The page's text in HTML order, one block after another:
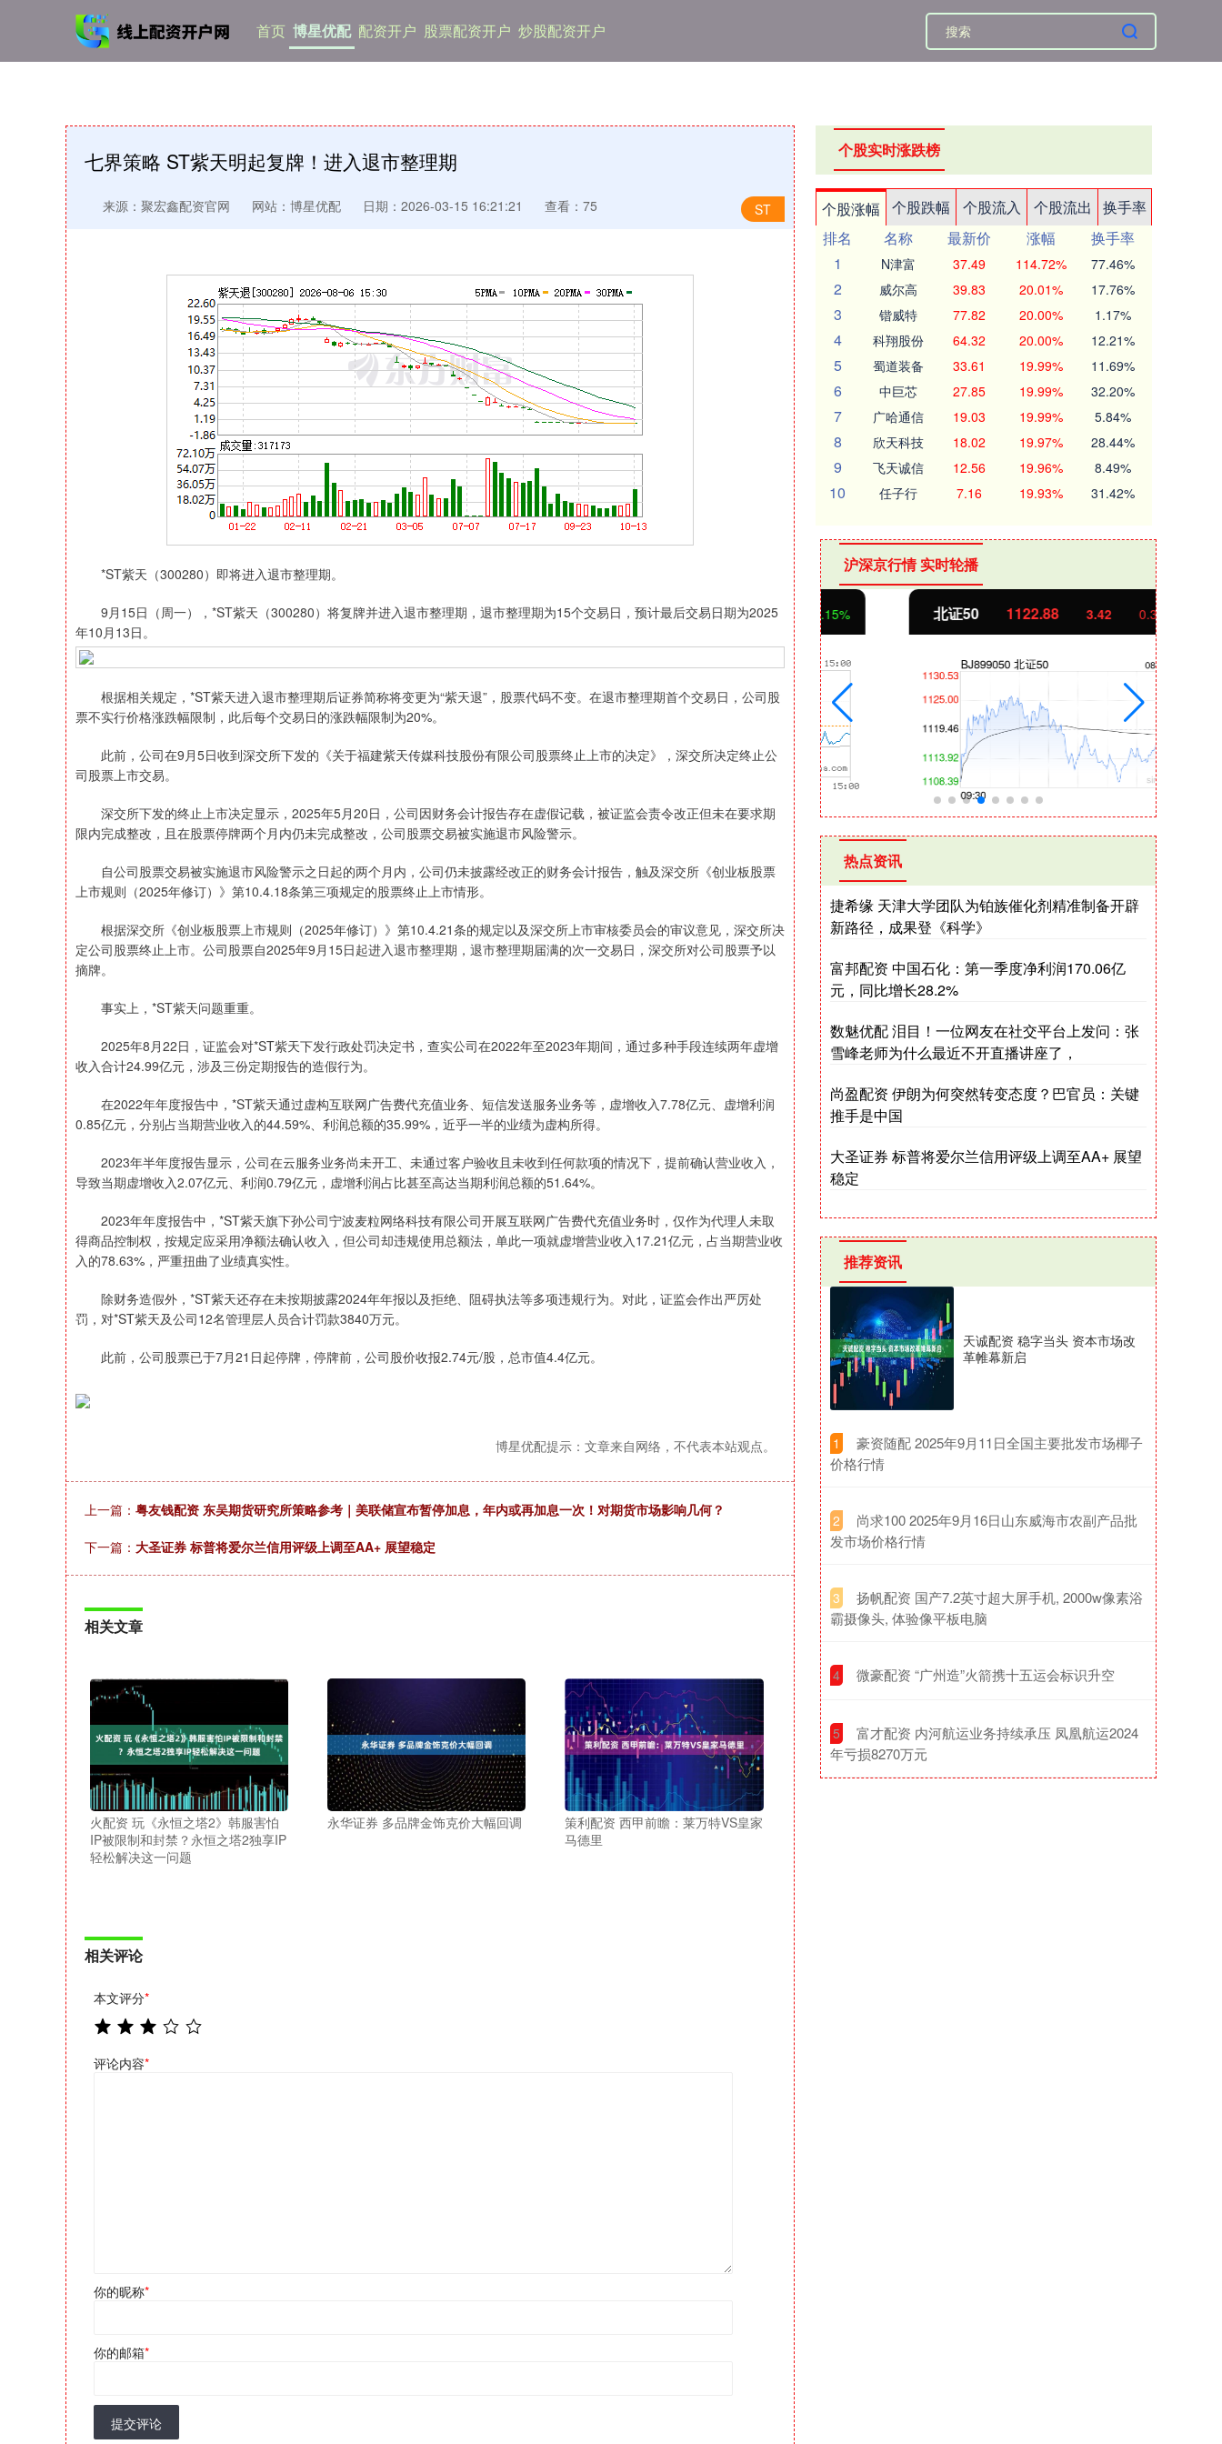
首页 博星优配 配资开户 股票配资开户 炒股配资开户
七界策略 ST紫天明起复牌！进入退市整理期
ST
来源：聚宏鑫配资官网 网站：博星优配 日期：2026-03-15 16:21:21 查看：75
*ST紫天（300280）即将进入退市整理期。
9月15日（周一），*ST紫天（300280）将复牌并进入退市整理期，退市整理期为15个交易日，预计最后交易日期为2025
年10月13日。
根据相关规定，*ST紫天进入退市整理期后证券简称将变更为“紫天退”，股票代码不变。在退市整理期首个交易日，公司股
票不实行价格涨跌幅限制，此后每个交易日的涨跌幅限制为20%。
此前，公司在9月5日收到深交所下发的《关于福建紫天传媒科技股份有限公司股票终止上市的决定》，深交所决定终止公
司股票上市交易。
深交所下发的终止上市决定显示，2025年5月20日，公司因财务会计报告存在虚假记载，被证监会责令改正但未在要求期
限内完成整改，且在股票停牌两个月内仍未完成整改，公司股票交易被实施退市风险警示。
自公司股票交易被实施退市风险警示之日起的两个月内，公司仍未披露经改正的财务会计报告，触及深交所《创业板股票
上市规则（2025年修订）》第10.4.18条第三项规定的股票终止上市情形。
根据深交所《创业板股票上市规则（2025年修订）》第10.4.21条的规定以及深交所上市审核委员会的审议意见，深交所决
定公司股票终止上市。公司股票自2025年9月15日起进入退市整理期，退市整理期届满的次一交易日，深交所对公司股票予以
摘牌。
事实上，*ST紫天问题重重。
2025年8月22日，证监会对*ST紫天下发行政处罚决定书，查实公司在2022年至2023年期间，通过多种手段连续两年虚增
收入合计24.99亿元，涉及三份定期报告的造假行为。
在2022年年度报告中，*ST紫天通过虚构互联网广告费代充值业务、短信发送服务业务等，虚增收入7.78亿元、虚增利润
0.85亿元，分别占当期营业收入的44.59%、利润总额的35.99%，近乎一半的业绩为虚构所得。
2023年半年度报告显示，公司在云服务业务尚未开工、未通过客户验收且未收到任何款项的情况下，提前确认营业收入，
导致当期虚增收入2.07亿元、利润0.79亿元，虚增利润占比甚至高达当期利润总额的51.64%。
2023年年度报告中，*ST紫天旗下孙公司宁波麦粒网络科技有限公司开展互联网广告费代充值业务时，仅作为代理人未取
得商品控制权，按规定应采用净额法确认收入，但公司却违规使用总额法，单此一项就虚增营业收入17.21亿元，占当期营业收
入的78.63%，严重扭曲了业绩真实性。
除财务造假外，*ST紫天还存在未按期披露2024年年报以及拒绝、阻碍执法等多项违规行为。对此，证监会作出严厉处
罚，对*ST紫天及公司12名管理层人员合计罚款3840万元。
此前，公司股票已于7月21日起停牌，停牌前，公司股价收报2.74元/股，总市值4.4亿元。
博星优配提示：文章来自网络，不代表本站观点。
上一篇： 粤友钱配资 东吴期货研究所策略参考｜美联储宣布暂停加息，年内或再加息一次！对期货市场影响几何？
下一篇： 大圣证券 标普将爱尔兰信用评级上调至AA+ 展望稳定
相关文章
火配资 玩《永恒之塔2》韩服害怕
IP被限制和封禁？永恒之塔2独享IP
轻松解决这一问题
永华证券 多品牌金饰克价大幅回调
策利配资 西甲前瞻：莱万特VS皇家
马德里
相关评论
本文评分*
评论内容*
你的昵称*
你的邮箱*
提交评论
个股实时涨跌榜
个股涨幅 个股跌幅 个股流入 个股流出
换手率
排名
名称 最新价 涨幅
换手率
1
N津富 37.49 114.72% 77.46%
2 威尔高 39.83 20.01% 17.76%
3 锴威特 77.82 20.00% 1.17%
4 科翔股份 64.32 20.00% 12.21%
5 蜀道装备 33.61 19.99% 11.69%
6 中巨芯 27.85 19.99% 32.20%
7 广哈通信 19.03 19.99% 5.84%
8 欣天科技 18.02 19.97% 28.44%
9 飞天诚信 12.56 19.96% 8.49%
10 任子行 7.16 19.93% 31.42%
沪深京行情 实时轮播
0.57% 深证成指 14110.12 -34.08 -0.24% 沪深300 4651.31 -6.85 -0.15% 1122.88 3.42 0.30%
热点资讯
捷希缘 天津大学团队为铂族催化剂精准制备开辟
新路径，成果登《科学》
富邦配资 中国石化：第一季度净利润170.06亿
元，同比增长28.2%
数魅优配 泪目！一位网友在社交平台上发问：张
雪峰老师为什么最近不开直播讲座了，
尚盈配资 伊朗为何突然转变态度？巴官员：关键
推手是中国
大圣证券 标普将爱尔兰信用评级上调至AA+ 展望
稳定
推荐资讯
天诚配资 稳字当头 资本市场改
革帷幕新启
1
​豪资随配 2025年9月11日全国主要批发市场椰子
价格行情
2
​尚求100 2025年9月16日山东威海市农副产品批
发市场价格行情
3
​扬帆配资 国产7.2英寸超大屏手机, 2000w像素浴
霸摄像头, 体验像平板电脑
4 ​微豪配资 “广州造”火箭携十五运会标识升空
5
​富才配资 内河航运业务持续承压 凤凰航运2024
年亏损8270万元